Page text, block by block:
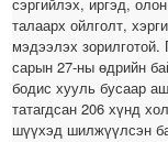
сэргийлэх, иргэд,
талаарх ойлголт,
мэдээлэх
сарын 27-ны өдрийн
бодис хууль бусаар
татагдсан 206 хүнд
шүүхэд шилжүүлсэн